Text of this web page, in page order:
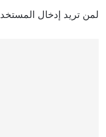
لمن تريد إدخال